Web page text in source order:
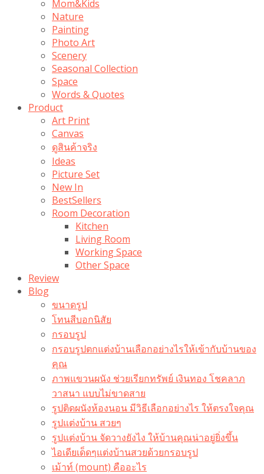
Mom&Kids
Nature
Painting
Photo Art
Scenery
Seasonal Collection
Space
Words & Quotes
Product
Art Print
Canvas
ดูสินค้าจริง
Ideas
Picture Set
New In
BestSellers
Room Decoration
Kitchen
Living Room
Working Space
Other Space
Review
Blog
ขนาดรูป
โทนสีบอกนิสัย
กรอบรูป
กรอบรูปตกแต่งบ้านเลือกอย่างไรให้เข้ากับบ้านของ
คุณ
ภาพแขวนผนัง ช่วยเรียกทรัพย์ เงินทอง โชคลาภ
วาสนา แบบไม่ขาดสาย
รูปติดผนังห้องนอน มีวิธีเลือกอย่างไร ให้ตรงใจคุณ
รูปแต่งบ้าน สวยๆ
รูปแต่งบ้าน จัดวางยังไง ให้บ้านคุณน่าอยู่ยิ่งขึ้น
ไอเดียเด็ดๆแต่งบ้านสวยด้วยกรอบรูป
เม้าท์ (mount) คืออะไร​